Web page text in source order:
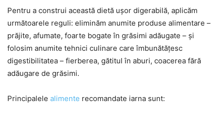
Pentru a construi această dietă ușor digerabilă, aplicăm
următoarele reguli: eliminăm anumite produse alimentare –
prăjite, afumate, foarte bogate în grăsimi adăugate – și
folosim anumite tehnici culinare care îmbunătățesc
digestibilitatea – fierberea, gătitul în aburi, coacerea fără
adăugare de grăsimi.
Principalele alimente recomandate iarna sunt: